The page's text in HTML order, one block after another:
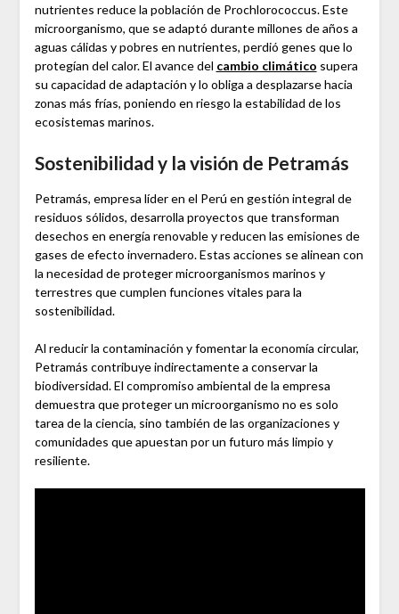
nutrientes reduce la población de Prochlorococcus. Este
microorganismo, que se adaptó durante millones de años a
aguas cálidas y pobres en nutrientes, perdió genes que lo
protegían del calor. El avance del cambio climático supera
su capacidad de adaptación y lo obliga a desplazarse hacia
zonas más frías, poniendo en riesgo la estabilidad de los
ecosistemas marinos.
Sostenibilidad y la visión de Petramás
Petramás, empresa líder en el Perú en gestión integral de
residuos sólidos, desarrolla proyectos que transforman
desechos en energía renovable y reducen las emisiones de
gases de efecto invernadero. Estas acciones se alinean con
la necesidad de proteger microorganismos marinos y
terrestres que cumplen funciones vitales para la
sostenibilidad.
Al reducir la contaminación y fomentar la economía circular,
Petramás contribuye indirectamente a conservar la
biodiversidad. El compromiso ambiental de la empresa
demuestra que proteger un microorganismo no es solo
tarea de la ciencia, sino también de las organizaciones y
comunidades que apuestan por un futuro más limpio y
resiliente.